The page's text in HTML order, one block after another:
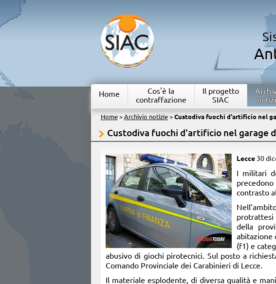
Home
Cos'è la
contraffazione
Il progetto
SIAC
Home> Archivio notizie> Custodiva fuochi d'artificio nel
Custodiva fuochi d'artificio nel garage
Lecce 30
​I militari
contrasto
protrattesi
della
abitazione
(f1) e
abusivo di giochi pirotecnici. Sul posto a
Comando Provinciale dei Carabinieri di Lecce.
Il materiale esplodente, di diversa qualità e